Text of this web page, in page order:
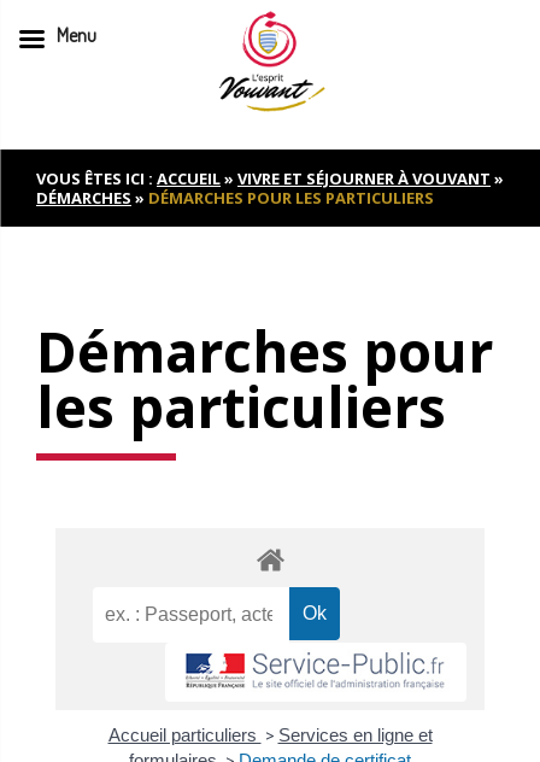
to
contentVOUS ÊTES ICI : ACCUEIL» VIVRE ET SÉJOURNER À VOUVANT »
DÉMARCHES » DÉMARCHES POUR LES PARTICULIERS
Démarches pour
les particuliers
Accueil particuliers > Services en ligne et
Menu